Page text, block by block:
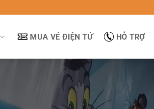
MUA VÉ ĐIỆN TỬ HỖ TRỢ